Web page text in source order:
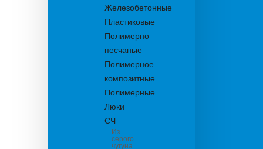
Железобетонные
Пластиковые
Полимерно
песчаные
Полимерное
композитные
Полимерные
Люки
СЧ
Из
серого
чугуна